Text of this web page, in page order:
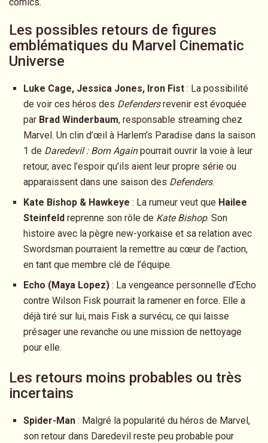
Les possibles retours de figures
emblématiques du Marvel Cinematic
Universe
Luke Cage, Jessica Jones, Iron Fist : La possibilité
de voir ces héros des Defendersrevenir est évoquée
par Brad Winderbaum, responsable streaming chez
Marvel. Un clin d’œil à Harlem’s Paradise dans la saison
1 de Daredevil : Born Againpourrait ouvrir la voie à leur
retour, avec l’espoir qu’ils aient leur propre série ou
apparaissent dans une saison des Defenders.
Kate Bishop & Hawkeye : La rumeur veut que Hailee
Steinfeld reprenne son rôle de Kate Bishop. Son
histoire avec la pègre new-yorkaise et sa relation avec
Swordsman pourraient la remettre au cœur de l’action,
en tant que membre clé de l’équipe.
Echo (Maya Lopez) : La vengeance personnelle d’Echo
contre Wilson Fisk pourrait la ramener en force. Elle a
déjà tiré sur lui, mais Fisk a survécu, ce qui laisse
présager une revanche ou une mission de nettoyage
pour elle.
Les retours moins probables ou très
incertains
Spider-Man : Malgré la popularité du héros de Marvel,
son retour dans Daredevil reste peu probable pour